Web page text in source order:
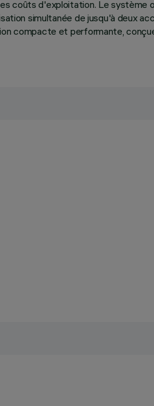
coûts d'exploitation. Le
simultanée de jusqu'à deux
compacte et performante,